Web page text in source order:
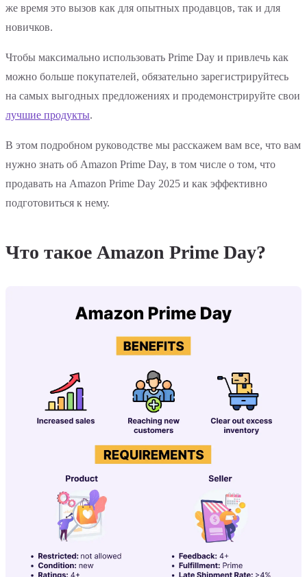
же время это вызов как для опытных продавцов, так и для
новичков.
Чтобы максимально использовать Prime Day и привлечь как
можно больше покупателей, обязательно зарегистрируйтесь
на самых выгодных предложениях и продемонстрируйте свои
лучшие продукты.
В этом подробном руководстве мы расскажем вам все, что вам
нужно знать об Amazon Prime Day, в том числе о том, что
продавать на Amazon Prime Day 2025 и как эффективно
подготовиться к нему.
Что такое Amazon Prime Day?